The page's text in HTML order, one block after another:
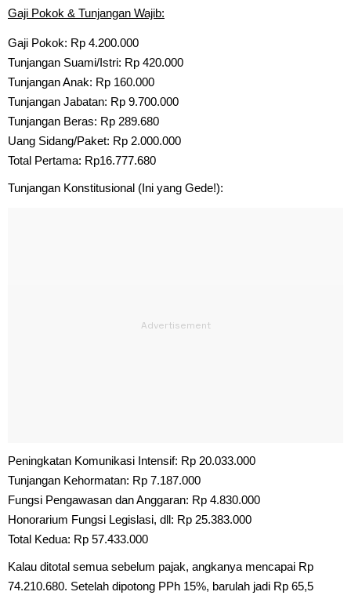
Gaji Pokok & Tunjangan Wajib:
Gaji Pokok: Rp 4.200.000
Tunjangan Suami/Istri: Rp 420.000
Tunjangan Anak: Rp 160.000
Tunjangan Jabatan: Rp 9.700.000
Tunjangan Beras: Rp 289.680
Uang Sidang/Paket: Rp 2.000.000
Total Pertama: Rp16.777.680
Tunjangan Konstitusional (Ini yang Gede!):
Peningkatan Komunikasi Intensif: Rp 20.033.000
Tunjangan Kehormatan: Rp 7.187.000
Fungsi Pengawasan dan Anggaran: Rp 4.830.000
Honorarium Fungsi Legislasi, dll: Rp 25.383.000
Total Kedua: Rp 57.433.000
Kalau ditotal semua sebelum pajak, angkanya mencapai Rp
74.210.680. Setelah dipotong PPh 15%, barulah jadi Rp 65,5